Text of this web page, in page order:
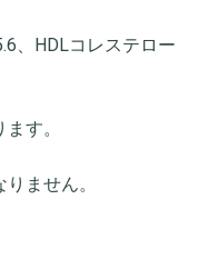
、HDLコレステロー
す。
ません。